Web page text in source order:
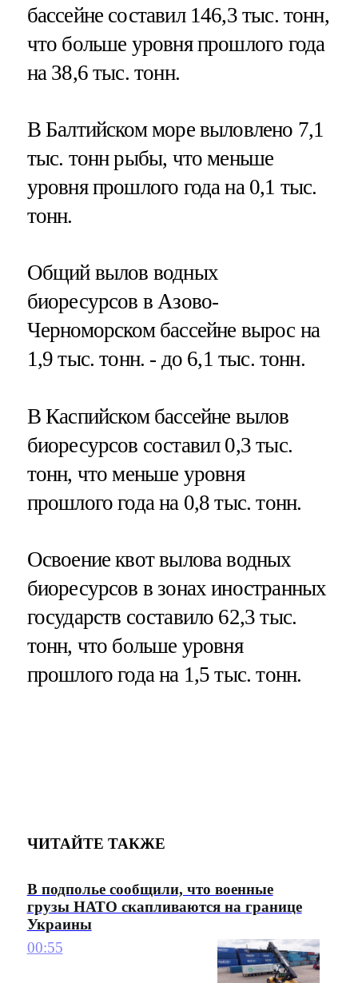
бассейне составил 146,3 тыс. тонн,
что больше уровня прошлого года
на 38,6 тыс. тонн.
В Балтийском море выловлено 7,1
тыс. тонн рыбы, что меньше
уровня прошлого года на 0,1 тыс.
тонн.
Общий вылов водных
биоресурсов в Азово-
Черноморском бассейне вырос на
1,9 тыс. тонн. - до 6,1 тыс. тонн.
В Каспийском бассейне вылов
биоресурсов составил 0,3 тыс.
тонн, что меньше уровня
прошлого года на 0,8 тыс. тонн.
Освоение квот вылова водных
биоресурсов в зонах иностранных
государств составило 62,3 тыс.
тонн, что больше уровня
прошлого года на 1,5 тыс. тонн.
ЧИТАЙТЕ ТАКЖЕ
В подполье сообщили, что военные
грузы НАТО скапливаются на границе
Украины
00:55